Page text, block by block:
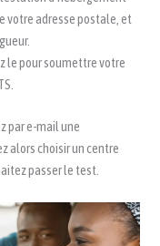
votre adresse postale, et
le pour soumettre votre
par e-mail une
alors choisir un centre
passer le test.